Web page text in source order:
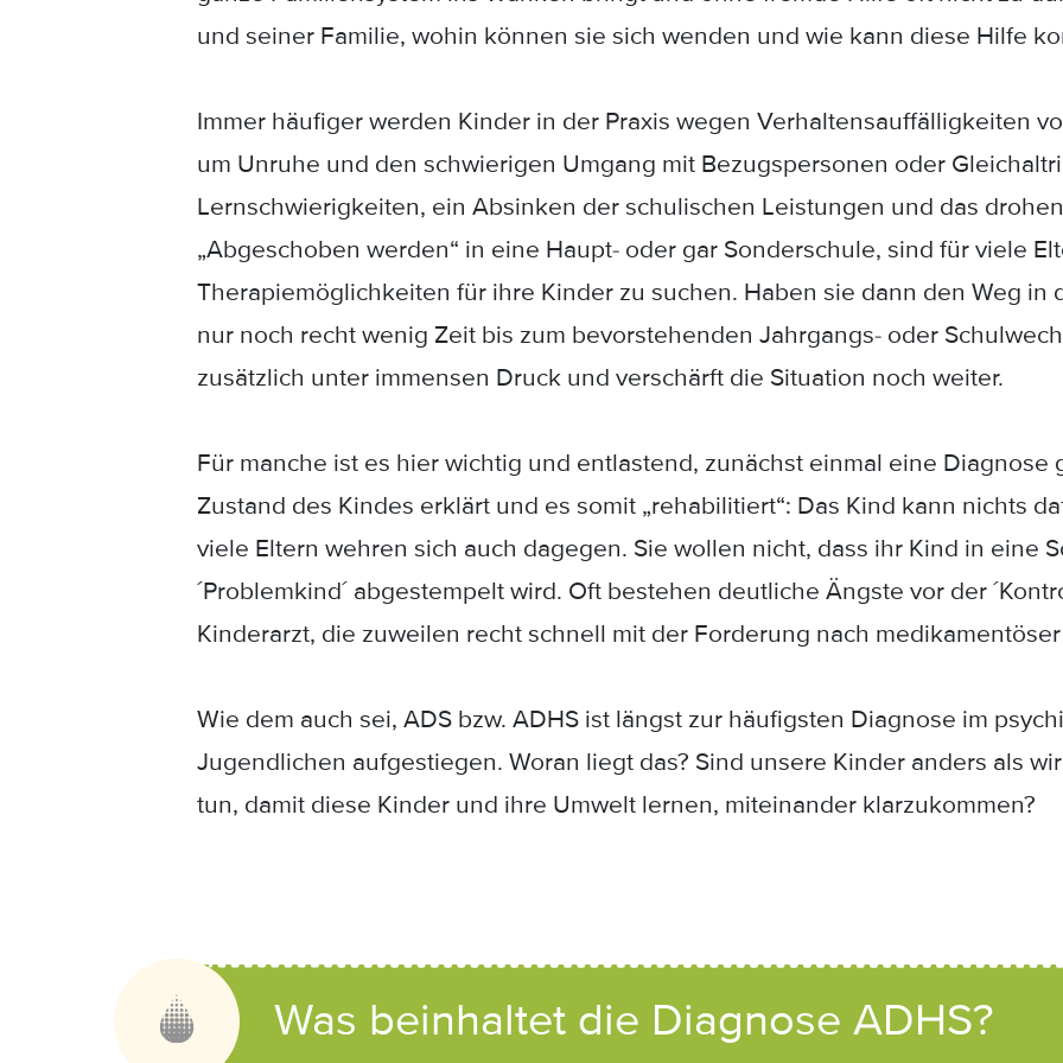
und seiner Familie, wohin können sie sich wenden und wie kann diese Hilfe
Immer häufiger werden Kinder in der Praxis wegen Verhaltensauffälligkeiten
um Unruhe und den schwierigen Umgang mit Bezugspersonen oder
Lernschwierigkeiten, ein Absinken der schulischen Leistungen und das
„Abgeschoben werden“ in eine Haupt- oder gar Sonderschule, sind für viele
Therapiemöglichkeiten für ihre Kinder zu suchen. Haben sie dann den Weg in
nur noch recht wenig Zeit bis zum bevorstehenden Jahrgangs- oder
zusätzlich unter immensen Druck und verschärft die Situation noch weiter.
Für manche ist es hier wichtig und entlastend, zunächst einmal eine
Zustand des Kindes erklärt und es somit „rehabilitiert“: Das Kind kann nichts
viele Eltern wehren sich auch dagegen. Sie wollen nicht, dass ihr Kind in eine
´Problemkind´ abgestempelt wird. Oft bestehen deutliche Ängste vor der
Kinderarzt, die zuweilen recht schnell mit der Forderung nach
Wie dem auch sei, ADS bzw. ADHS ist längst zur häufigsten Diagnose im
Jugendlichen aufgestiegen. Woran liegt das? Sind unsere Kinder anders als
tun, damit diese Kinder und ihre Umwelt lernen, miteinander klarzukommen?
Was beinhaltet die Diagnose ADHS?